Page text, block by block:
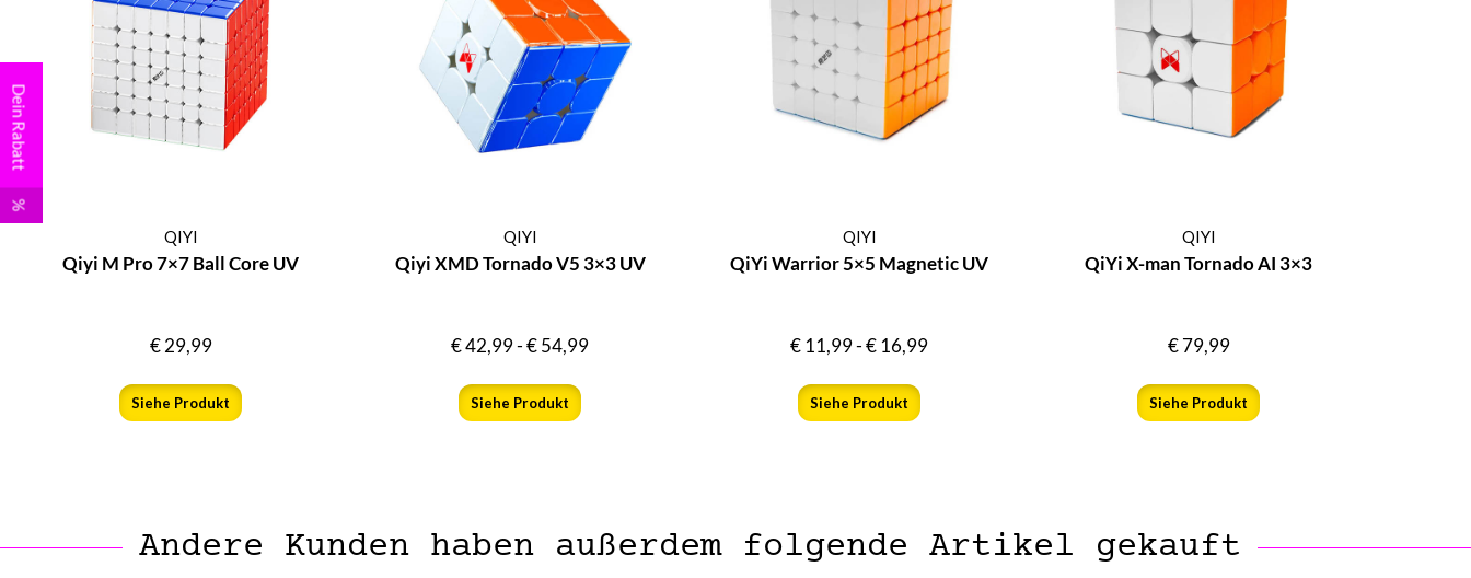
QIYI
Qiyi M Pro 7×7 Ball Core UV
€29,99
Siehe Produkt
QIYI
Qiyi XMD Tornado V5 3×3 UV
€42,99-€54,99
Siehe Produkt
QIYI
QiYi Warrior 5×5 Magnetic UV
€11,99-€16,99
Siehe Produkt
QIYI
QiYi X-man Tornado AI 3×3
€79,99
Siehe Produkt
Andere Kunden haben außerdem folgende Artikel gekauft
Dein Rabatt
%